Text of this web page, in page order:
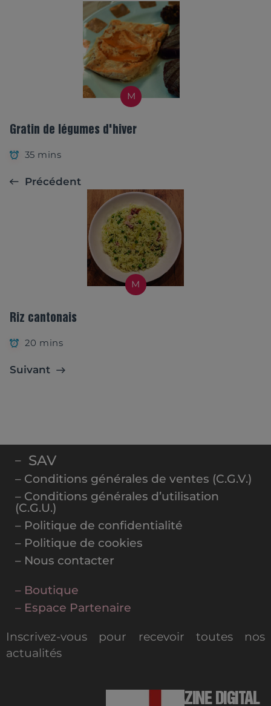
M
Gratin de légumes d'hiver
35 mins
Précédent
M
Riz cantonais
20 mins
Suivant
– SAV
– Conditions générales de ventes (C.G.V.)
– Conditions générales d’utilisation
(C.G.U.)
– Politique de confidentialité
– Politique de cookies
– Nous contacter
– Boutique
– Espace Partenaire
Inscrivez-vous pour recevoir toutes nos
actualités
MAGAZINE DIGITAL